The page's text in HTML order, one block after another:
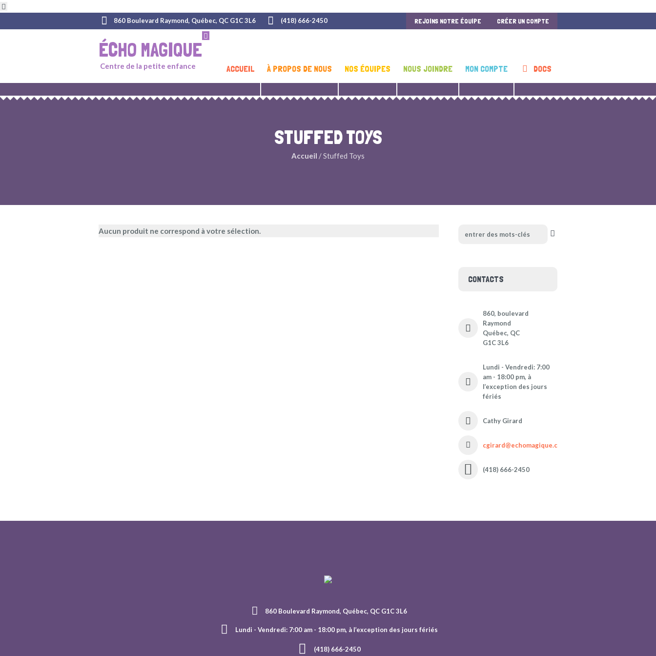
REJOINS NOTRE ÉQUIPE CRÉER UN COMPTE
860 Boulevard Raymond, Québec, QC G1C 3L6 (418) 666-2450
ÉCHO MAGIQUE
Centre de la petite enfance ACCUEIL À PROPOS DE NOUS NOS ÉQUIPES NOUS JOINDRE MON COMPTE DOCS
STUFFED TOYS
Accueil / Stuffed Toys
Aucun produit ne correspond à votre sélection.
CONTACTS
860, boulevard
Raymond
Québec, QC
G1C 3L6
Lundi - Vendredi: 7:00
am - 18:00 pm, à
l’exception des jours
fériés
Cathy Girard
cgirard@echomagique.com
(418) 666-2450
860 Boulevard Raymond, Québec, QC G1C 3L6
Lundi - Vendredi: 7:00 am - 18:00 pm, à l’exception des jours fériés
(418) 666-2450